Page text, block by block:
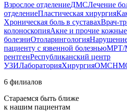
Взрослое отделениеДМСЛечение
отделениеПластическая хирургия
Хроническая боль в суставахВрач-
колоноскопияАкне и прочие кожные
болезниОтоларингология
пациенту с язвенной болезньюМРТ/
рентгенРеспубликанский центр
УЗИЛабораторияХирургияОМС
6 филиалов
Стараемся быть ближе
к нашим пациентам